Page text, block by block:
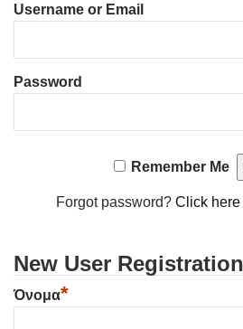
Username or Email
Password
Remember Me
Forgot password?Click here
New User Registration
Όνομα*